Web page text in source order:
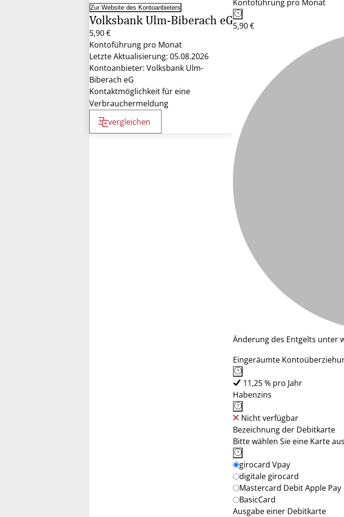
Zur Website des Kontoanbieters
Volksbank Ulm-Biberach eG
5,90 €
Kontoführung pro Monat
Letzte Aktualisierung: 05.08.2026
Kontoanbieter: Volksbank Ulm-
Biberach eG
Kontaktmöglichkeit für eine
Verbrauchermeldung
vergleichen
Kontoführung pro Monat
5,90 €
Änderung des Entgelts unter
Eingeräumte
11,25 % pro Jahr
Habenzins
Nicht verfügbar
Bezeichnung der Debitkarte
Bitte wählen Sie eine Karte
girocard Vpay
digitale girocard
Mastercard Debit Apple Pay
BasicCard
Ausgabe einer Debitkarte